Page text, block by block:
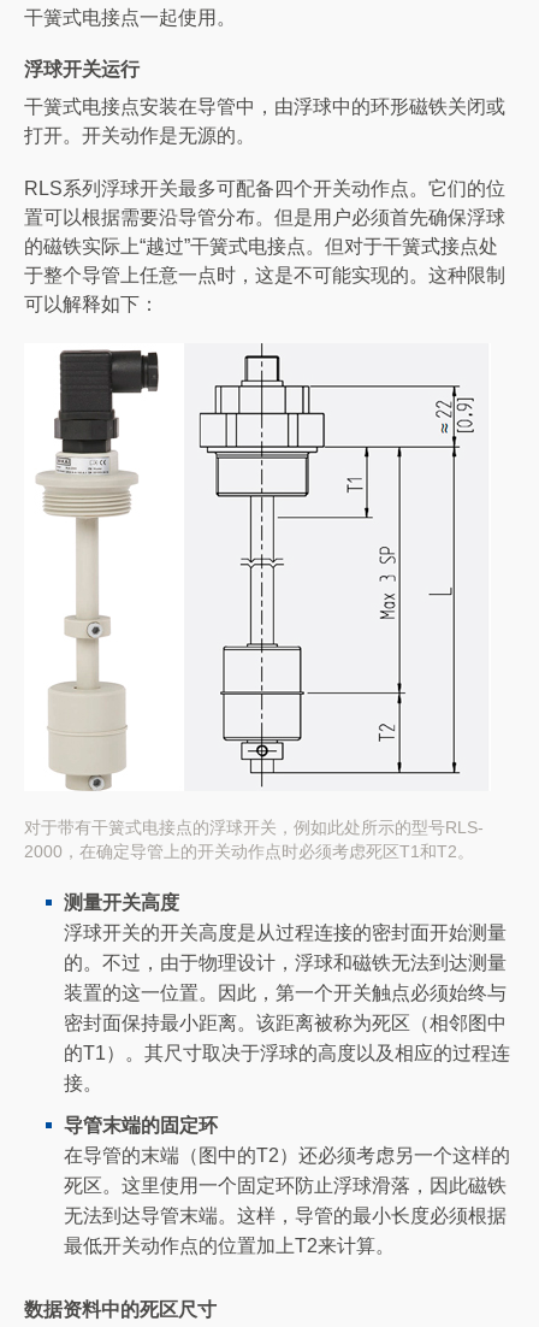
干簧式电接点一起使用。
浮球开关运行
干簧式电接点安装在导管中，由浮球中的环形磁铁关闭或
打开。开关动作是无源的。
RLS系列浮球开关最多可配备四个开关动作点。它们的位
置可以根据需要沿导管分布。但是用户必须首先确保浮球
的磁铁实际上“越过”干簧式电接点。但对于干簧式接点处
于整个导管上任意一点时，这是不可能实现的。这种限制
可以解释如下：
对于带有干簧式电接点的浮球开关，例如此处所示的型号RLS-
2000，在确定导管上的开关动作点时必须考虑死区T1和T2。
测量开关高度
浮球开关的开关高度是从过程连接的密封面开始测量
的。不过，由于物理设计，浮球和磁铁无法到达测量
装置的这一位置。因此，第一个开关触点必须始终与
密封面保持最小距离。该距离被称为死区（相邻图中
的T1）。其尺寸取决于浮球的高度以及相应的过程连
接。
导管末端的固定环
在导管的末端（图中的T2）还必须考虑另一个这样的
死区。这里使用一个固定环防止浮球滑落，因此磁铁
无法到达导管末端。这样，导管的最小长度必须根据
最低开关动作点的位置加上T2来计算。
数据资料中的死区尺寸